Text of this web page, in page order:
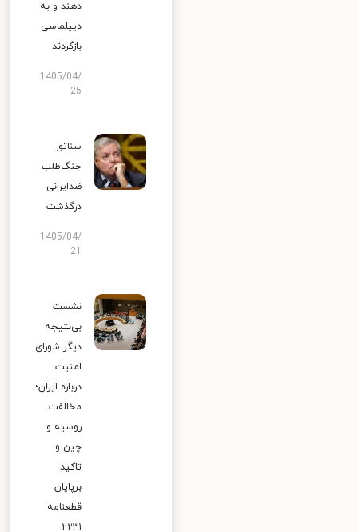
دهند و به
دیپلماسی
بازگردند
1405/04/
25
سناتور
جنگ‌طلب
ضدایرانی
درگذشت
1405/04/
نشست
بی‌نتیجه
دیگر شورای
امنیت
درباره ایران؛
مخالفت
روسیه و
چین و
تاکید
برپایان
قطعنامه
۲۲۳۱